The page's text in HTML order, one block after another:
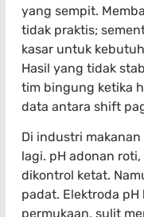
yang sempit.
tidak praktis;
kasar untuk
Hasil yang tidak
tim bingung ketika
data antara shift
Di industri
lagi. pH adonan
dikontrol ketat.
padat. Elektroda pH
permukaan, sulit